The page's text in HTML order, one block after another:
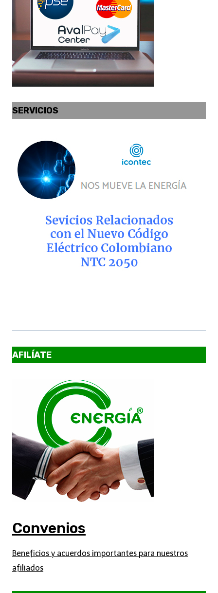
SERVICIOS
AFILÍATE
Convenios
Beneficios y acuerdos importantes para nuestros
afiliados